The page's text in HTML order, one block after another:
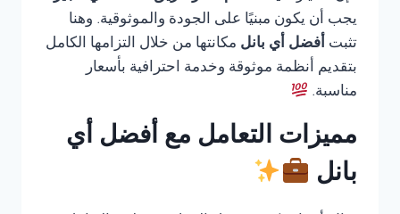
يجب أن يكون مبنيًا على الجودة والموثوقية. وهنا
تثبت أفضل أي بانل مكانتها من خلال التزامها الكامل
بتقديم أنظمة موثوقة وخدمة احترافية بأسعار
مناسبة.
مميزات التعامل مع أفضل أي
بانل